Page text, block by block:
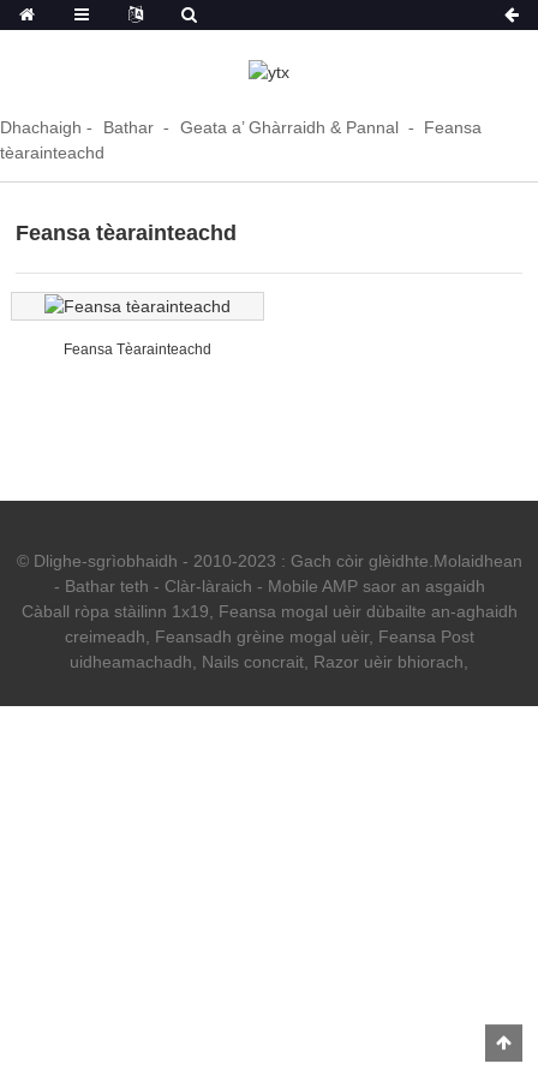
Dhachaigh Bathar Geata a’ Ghàrraidh & Pannal
Feansa
tèarainteachd
Feansa tèarainteachd
Feansa Tèarainteachd
© Dlighe-sgrìobhaidh - 2010-2023 : Gach còir glèidhte. Molaidhean
- Bathar teth - Clàr-làraich - Mobile AMP saor an asgaidh
Càball ròpa stàilinn 1x19
Feansa mogal uèir dùbailte an-aghaidh
creimeadh
Feansadh grèine mogal uèir, Feansa Post
uidheamachadh
Nails concrait Razor uèir bhiorach